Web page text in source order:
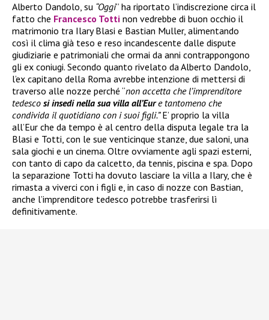
Alberto Dandolo, su “Oggi” ha riportato l’indiscrezione circa il
fatto che Francesco Totti non vedrebbe di buon occhio il
matrimonio tra Ilary Blasi e Bastian Muller, alimentando
così il clima già teso e reso incandescente dalle dispute
giudiziarie e patrimoniali che ormai da anni contrappongono
gli ex coniugi. Secondo quanto rivelato da Alberto Dandolo,
l’ex capitano della Roma avrebbe intenzione di mettersi di
traverso alle nozze perché “non accetta che l’imprenditore
tedesco si insedi nella sua villa all’Eure tantomeno che
condivida il quotidiano con i suoi figli.”E’ proprio la villa
all’Eur che da tempo è al centro della disputa legale tra la
Blasi e Totti, con le sue venticinque stanze, due saloni, una
sala giochi e un cinema. Oltre ovviamente agli spazi esterni,
con tanto di capo da calcetto, da tennis, piscina e spa. Dopo
la separazione Totti ha dovuto lasciare la villa a Ilary, che è
rimasta a viverci con i figli e, in caso di nozze con Bastian,
anche l’imprenditore tedesco potrebbe trasferirsi lì
definitivamente.